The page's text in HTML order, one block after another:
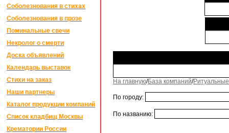
Соболезнования в стихах
Соболезнования в прозе
Поминальные свечи
Некролог о смерти
Доска объявлений
Календарь выставок
Стихи на заказ
Наши партнеры
Каталог продукции компаний
Список кладбищ Москвы
Крематории России
На главную/База компаний/
По городу:
По названию: